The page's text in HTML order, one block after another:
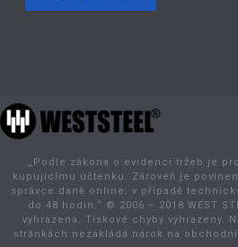
„Podle zákona o evidenci tržeb je
kupujícímu účtenku. Zároveň je
správce daně online; v případě
do 48 hodin.“ © 2006 – 2018 WEST
vyhrazena. Tiskové chyby vyhrazeny.
stránkách nezakládá nárok na